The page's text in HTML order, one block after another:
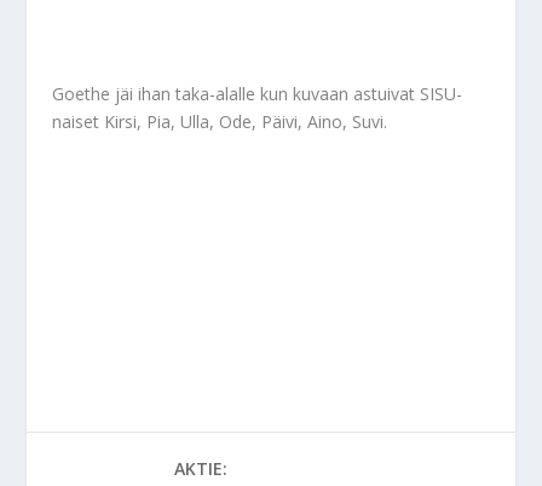
Goethe jäi ihan taka-alalle kun kuvaan astuivat SISU-
naiset Kirsi, Pia, Ulla, Ode, Päivi, Aino, Suvi.
AKTIE: